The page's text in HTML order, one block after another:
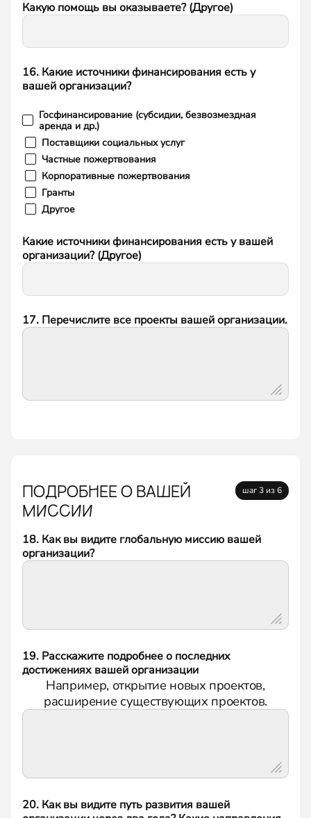
Какую помощь вы оказываете? (Другое)
16. Какие источники финансирования есть у
вашей организации?
Госфинансирование (субсидии, безвозмездная
аренда и др.)
Поставщики социальных услуг
Частные пожертвования
Корпоративные пожертвования
Гранты
Другое
Какие источники финансирования есть у вашей
организации? (Другое)
17. Перечислите все проекты вашей организации.
ПОДРОБНЕЕ О ВАШЕЙ
МИССИИ
шаг 3 из 6
18. Как вы видите глобальную миссию вашей
организации?
19. Расскажите подробнее о последних
достижениях вашей организации
Например, открытие новых проектов,
расширение существующих проектов.
20. Как вы видите путь развития вашей